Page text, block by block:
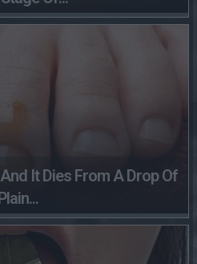
It Dies From A Drop Of